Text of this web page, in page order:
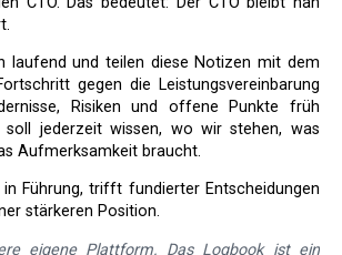
gegen die Leistungsvereinbarung
Risiken und offene Punkte früh
soll jederzeit wissen, wo wir stehen, was
Aufmerksamkeit braucht.
stärkeren Position.